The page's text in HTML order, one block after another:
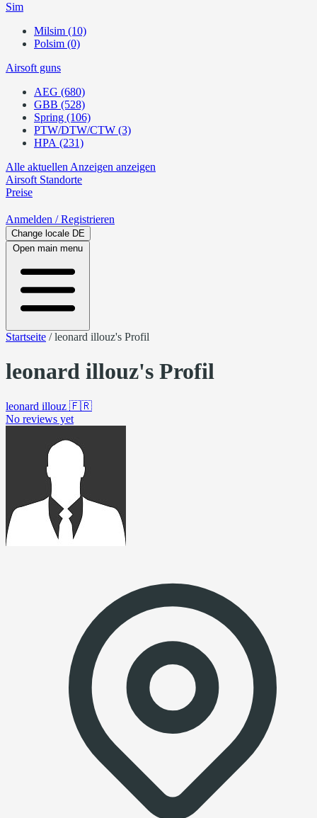
Sim
Milsim (10)
Polsim (0)
Airsoft guns
AEG (680)
GBB (528)
Spring (106)
PTW/DTW/CTW (3)
HPA (231)
Alle aktuellen Anzeigen anzeigen
Airsoft Standorte
Preise
Anmelden / Registrieren
Change locale DE
Open main menu
Startseite /leonard illouz's Profil
leonard illouz's Profil
leonard illouz 🇫🇷
No reviews yet